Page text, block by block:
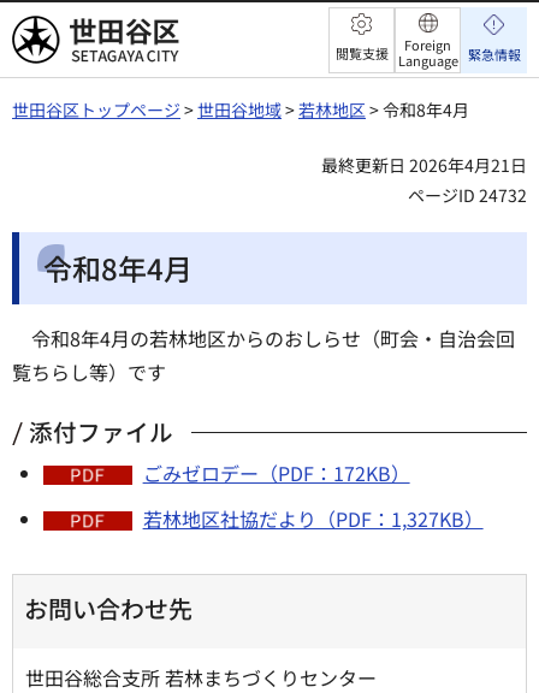
世田谷区 閲覧支援
Foreign
Language 緊急情報
世田谷区トップページ >世田谷地域>若林地区> 令和8年4月
最終更新日 2026年4月21日
ページID 24732
令和8年4月
令和8年4月の若林地区からのおしらせ（町会・自治会回
覧ちらし等）です
添付ファイル
ごみゼロデー（PDF：172KB）
若林地区社協だより（PDF：1,327KB）
お問い合わせ先
世田谷総合支所 若林まちづくりセンター